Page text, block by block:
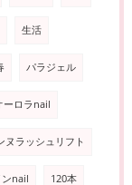
生活
パラジェル
ーロラnail
ヌラッシュリフト
ンnail 120本